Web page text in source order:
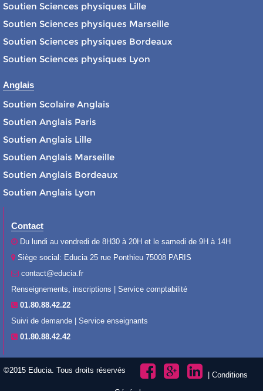
Soutien Sciences physiques Lille
Soutien Sciences physiques Marseille
Soutien Sciences physiques Bordeaux
Soutien Sciences physiques Lyon
Anglais
Soutien Scolaire Anglais
Soutien Anglais Paris
Soutien Anglais Lille
Soutien Anglais Marseille
Soutien Anglais Bordeaux
Soutien Anglais Lyon
Contact
Du lundi au vendredi de 8H30 à 20H et le samedi de 9H à 14H
Siège social: Educia 25 rue Ponthieu 75008 PARIS
contact@educia.fr
Renseignements, inscriptions | Service comptabilité
01.80.88.42.22
Suivi de demande | Service enseignants
01.80.88.42.42
©2015 Educia. Tous droits réservés
Conditions